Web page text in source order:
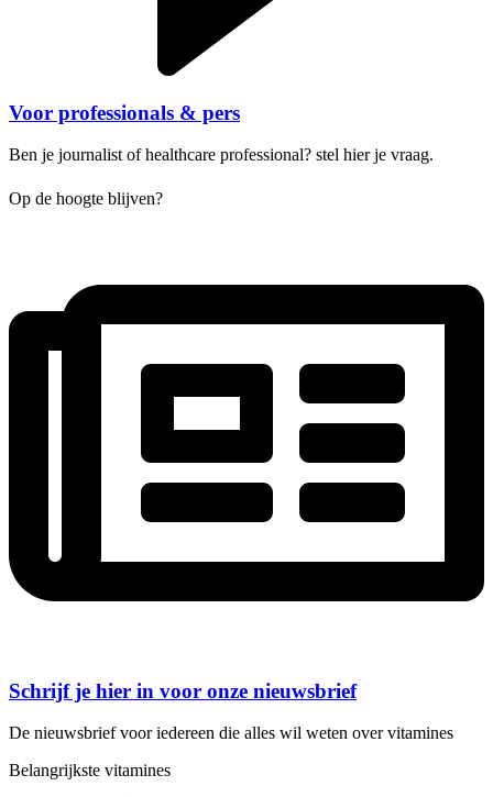
Voor professionals & pers
Ben je journalist of healthcare professional? stel hier je vraag.
Op de hoogte blijven?
Schrijf je hier in voor onze nieuwsbrief
De nieuwsbrief voor iedereen die alles wil weten over vitamines
Belangrijkste vitamines